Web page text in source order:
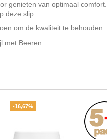
genieten van optimaal comfort.
deze slip.
om de kwaliteit te behouden.
met Beeren.
-16,67%